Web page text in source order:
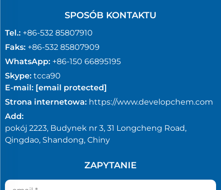
SPOSÓB KONTAKTU
Tel.: +86-532 85807910
Faks: +86-532 85807909
WhatsApp: +86-150 66895195
Skype: tcca90
E-mail: [email protected]
Strona internetowa: https://www.developchem.com
Add:
pokój 2223, Budynek nr 3, 31 Longcheng Road,
Qingdao, Shandong, Chiny
ZAPYTANIE